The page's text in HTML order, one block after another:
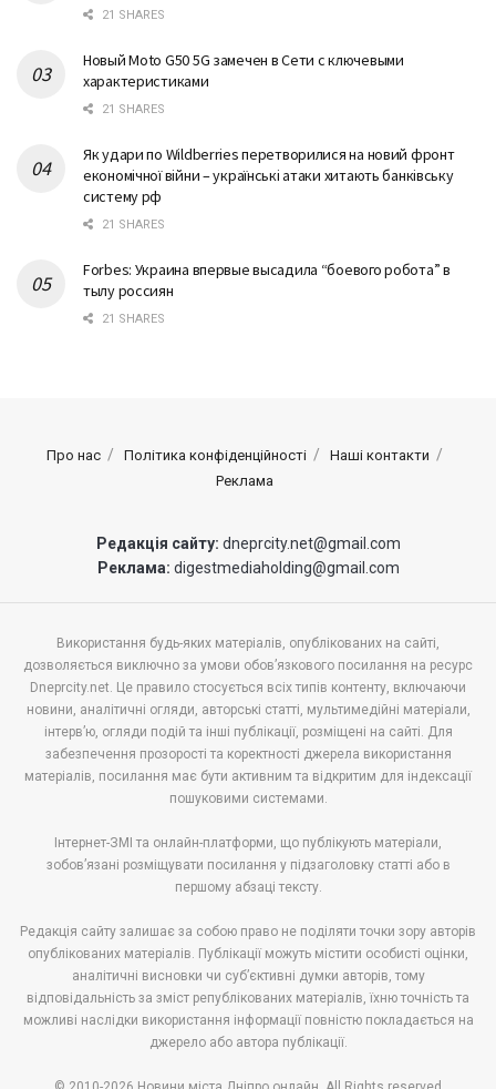
21 SHARES
Новый Moto G50 5G замечен в Сети с ключевыми
характеристиками
21 SHARES
Як удари по Wildberries перетворилися на новий фронт
економічної війни – українські атаки хитають банківську
систему рф
21 SHARES
Forbes: Украина впервые высадила “боевого робота” в
тылу россиян
21 SHARES
Про нас Політика конфіденційності
Наші контакти
Реклама
Редакція сайту: dneprcity.net@gmail.com
Реклама: digestmediaholding@gmail.com
Використання будь-яких матеріалів, опублікованих на сайті,
дозволяється виключно за умови обов’язкового посилання на ресурс
Dneprcity.net. Це правило стосується всіх типів контенту, включаючи
новини, аналітичні огляди, авторські статті, мультимедійні матеріали,
інтерв’ю, огляди подій та інші публікації, розміщені на сайті. Для
забезпечення прозорості та коректності джерела використання
матеріалів, посилання має бути активним та відкритим для індексації
пошуковими системами.
Інтернет-ЗМІ та онлайн-платформи, що публікують матеріали,
зобов’язані розміщувати посилання у підзаголовку статті або в
першому абзаці тексту.
Редакція сайту залишає за собою право не поділяти точки зору авторів
опублікованих матеріалів. Публікації можуть містити особисті оцінки,
аналітичні висновки чи суб’єктивні думки авторів, тому
відповідальність за зміст републікованих матеріалів, їхню точність та
можливі наслідки використання інформації повністю покладається на
джерело або автора публікації.